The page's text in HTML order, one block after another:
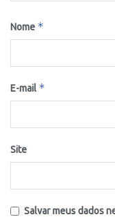
Nome *
E-mail *
Site
Salvar meus dados